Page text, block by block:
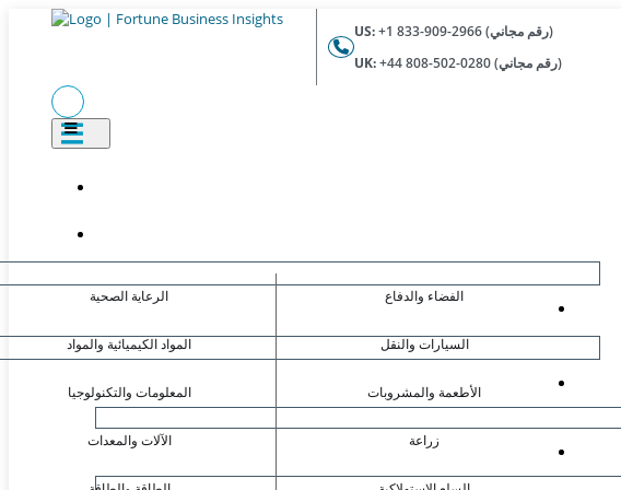
US:
+1 833-909-2966 (رقم مجاني)
UK:
+44 808-502-0280 (رقم مجاني)
الرعاية الصحية
المواد الكيميائية والمواد
المعلومات والتكنولوجيا
الآلات والمعدات
الفضاء والدفاع
السيارات والنقل
الأطعمة والمشروبات
زراعة